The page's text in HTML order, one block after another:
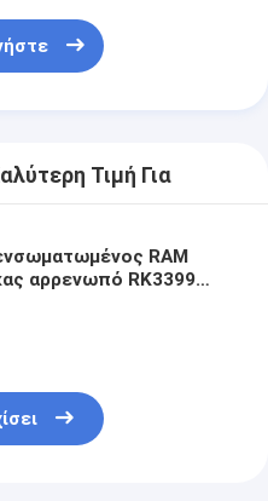
Τιμή Για
RAM
αρρενωπό RK3399